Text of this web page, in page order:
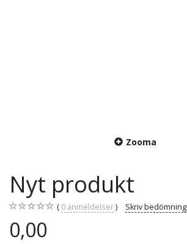
Zooma
Nyt produkt
0 anmeldelser Skriv bedömning
0,00